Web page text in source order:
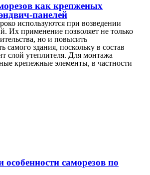
как крепженых
панелей
используются при возведении
Их применение позволяет не только
но и повысить
самого здания, поскольку в состав
слой утеплителя. Для монтажа
крепежные элементы, в частности
особенности саморезов по